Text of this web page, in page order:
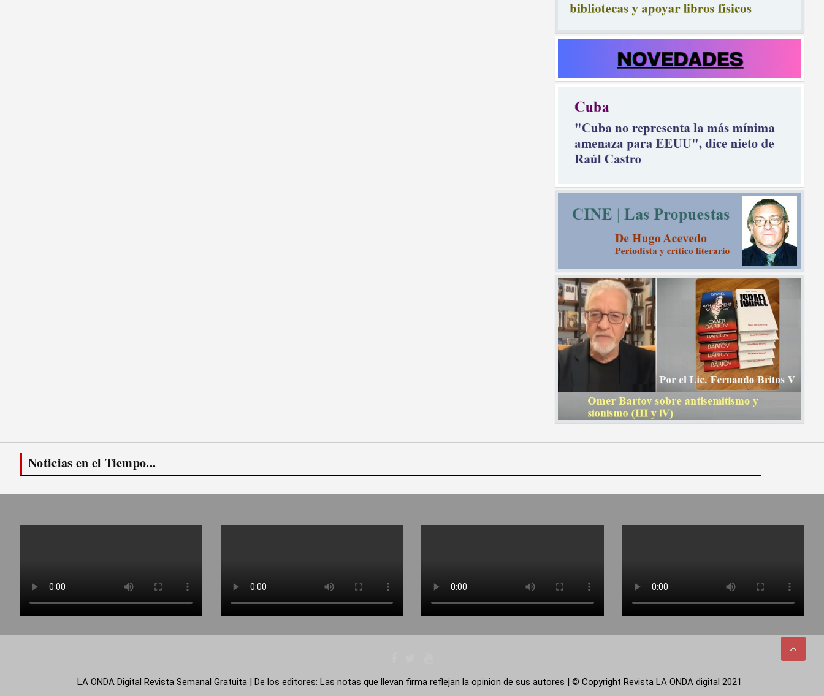
Noticias en el Tiempo...
LA ONDA Digital Revista Semanal Gratuita | De los editores: Las notas que llevan firma reflejan la opinion de sus autores | © Copyright Revista LA ONDA digital 2021